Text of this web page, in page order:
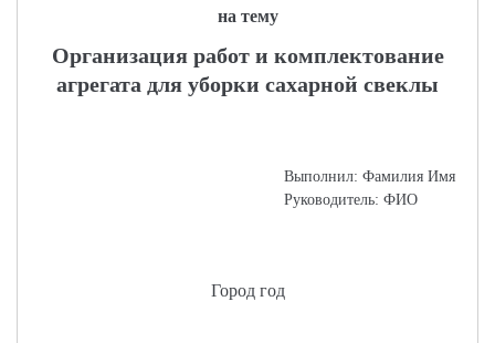
на тему
Организация работ и комплектование
агрегата для уборки сахарной свеклы
Выполнил: Фамилия Имя
Руководитель: ФИО
Город год